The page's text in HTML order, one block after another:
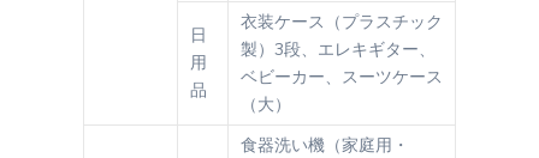
日
用
品
衣装ケース（プラスチック
製）3段、エレキギター、
ベビーカー、スーツケース
（大）
食器洗い機（家庭用・